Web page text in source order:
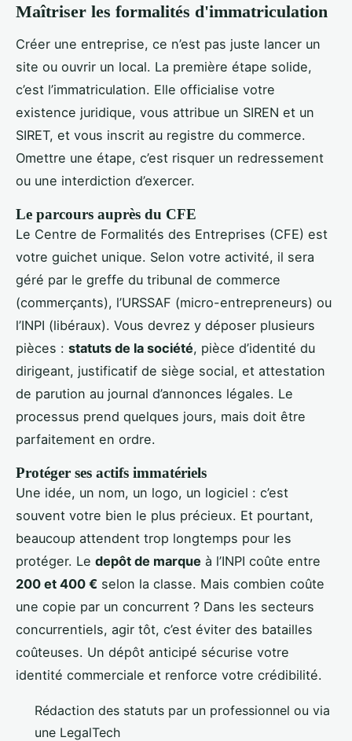
Maîtriser les formalités d'immatriculation
Créer une entreprise, ce n’est pas juste lancer un
site ou ouvrir un local. La première étape solide,
c’est l’immatriculation. Elle officialise votre
existence juridique, vous attribue un SIREN et un
SIRET, et vous inscrit au registre du commerce.
Omettre une étape, c’est risquer un redressement
ou une interdiction d’exercer.
Le parcours auprès du CFE
Le Centre de Formalités des Entreprises (CFE) est
votre guichet unique. Selon votre activité, il sera
géré par le greffe du tribunal de commerce
(commerçants), l’URSSAF (micro-entrepreneurs) ou
l’INPI (libéraux). Vous devrez y déposer plusieurs
pièces : statuts de la société, pièce d’identité du
dirigeant, justificatif de siège social, et attestation
de parution au journal d’annonces légales. Le
processus prend quelques jours, mais doit être
parfaitement en ordre.
Protéger ses actifs immatériels
Une idée, un nom, un logo, un logiciel : c’est
souvent votre bien le plus précieux. Et pourtant,
beaucoup attendent trop longtemps pour les
protéger. Le depôt de marque à l’INPI coûte entre
200 et 400 € selon la classe. Mais combien coûte
une copie par un concurrent ? Dans les secteurs
concurrentiels, agir tôt, c’est éviter des batailles
coûteuses. Un dépôt anticipé sécurise votre
identité commerciale et renforce votre crédibilité.
Rédaction des statuts par un professionnel ou via
une LegalTech